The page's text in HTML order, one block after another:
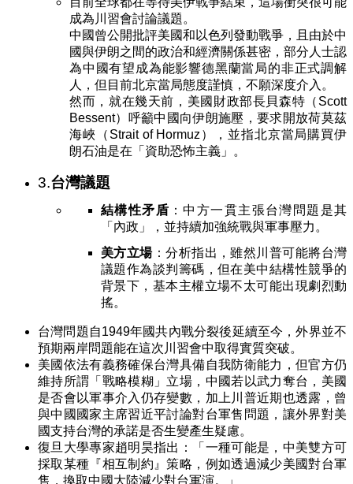
成為川習會討論議題。
中國曾公開批評美國和以色列發動戰爭，且由於中
國與伊朗之間的政治和經濟關係甚密，部分人士認
為中國有望成為能影響德黑蘭當局的非正式調解
人，但目前北京當局態度謹慎，不願深度介入。
然而，就在幾天前，美國財政部長貝森特（Scott
Bessent）呼籲中國向伊朗施壓，要求開放荷莫茲
海峽（Strait of Hormuz），並指北京當局購買伊
朗石油是在「資助恐怖主義」。
3.台灣議題
結構性矛盾 ：中方一貫主張台灣問題是其
「內政」，並持續加強統戰與軍事壓力。
美方立場：分析指出，雖然川普可能將台灣
議題作為談判籌碼，但在美中結構性競爭的
背景下，基本主權立場不太可能出現劇烈動
搖。
台灣問題自1949年國共內戰分裂後延續至今，外界並不
預期兩岸問題能在這次川習會中取得實質突破。
美國依法有義務確保台灣具備自我防衛能力，但官方仍
維持所謂「戰略模糊」立場，中國若以武力奪台，美國
是否會以軍事介入仍存變數，加上川普近期也透露，曾
與中國國家主席習近平討論對台軍售問題，讓外界對美
國支持台灣的承諾是否生變產生疑慮。
復旦大學專家趙明昊指出：「一種可能是，中美雙方可
採取某種『相互制約』策略，例如透過減少美國對台軍
售，換取中國大陸減少對台軍演。」